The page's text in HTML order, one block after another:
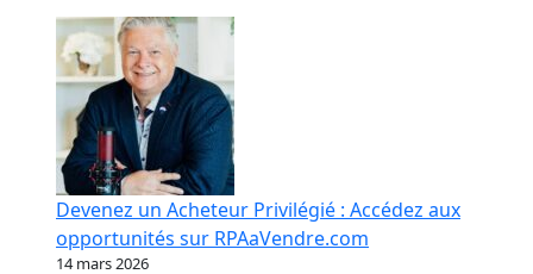
RPA
:
La
paperasse
et
l’opacité,
meilleures
amies
des
Devenez un Acheteur Privilégié : Accédez aux
opportunités sur RPAaVendre.com
14 mars 2026